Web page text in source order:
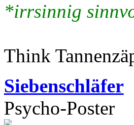
*irrsinnig
Think
Siebenschläfer
Psycho-Poster